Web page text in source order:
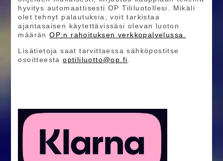
hyvitys automaattisesti OP Tililuotollesi. Mikäli
olet tehnyt palautuksia, voit tarkistaa
ajantasaisen käytettävissäsi olevan luoton
määränOP:n rahoituksen verkkopalvelussa.
Lisätietoja saat tarvittaessa sähköpostitse
osoitteestaoptililuotto@op.fi.